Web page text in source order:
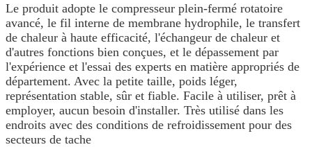
Le produit adopte le compresseur plein-fermé rotatoire
avancé, le fil interne de membrane hydrophile, le transfert
de chaleur à haute efficacité, l'échangeur de chaleur et
d'autres fonctions bien conçues, et le dépassement par
l'expérience et l'essai des experts en matière appropriés de
département. Avec la petite taille, poids léger,
représentation stable, sûr et fiable. Facile à utiliser, prêt à
employer, aucun besoin d'installer. Très utilisé dans les
endroits avec des conditions de refroidissement pour des
secteurs de tache